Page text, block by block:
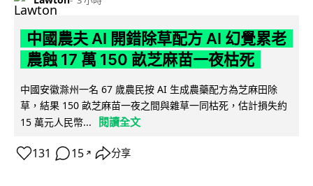
中國農夫 AI 開錯除草配方 AI 幻覺累老
農蝕 17 萬 150 畝芝麻苗一夜枯死
中國安徽滁州一名 67 歲農民按 AI 生成農藥配方為芝麻田除
草，結果 150 畝芝麻苗一夜之間與雜草一同枯死，估計損失約
15 萬元人民幣...
閱讀全文
131 15 ↗ 分享